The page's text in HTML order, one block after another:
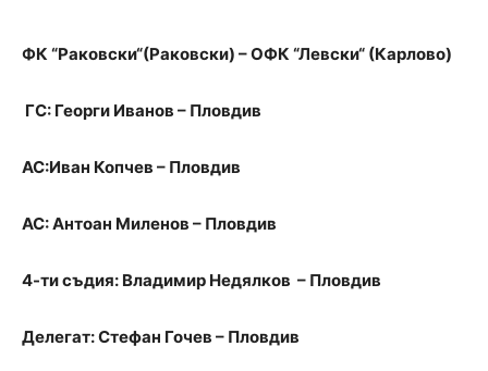
ФК “Раковски“(Раковски) – ОФК “Левски“ (Карлово)
ГС: Георги Иванов – Пловдив
АС:Иван Копчев – Пловдив
АС: Антоан Миленов – Пловдив
4-ти съдия: Владимир Недялков – Пловдив
Делегат: Стефан Гочев – Пловдив